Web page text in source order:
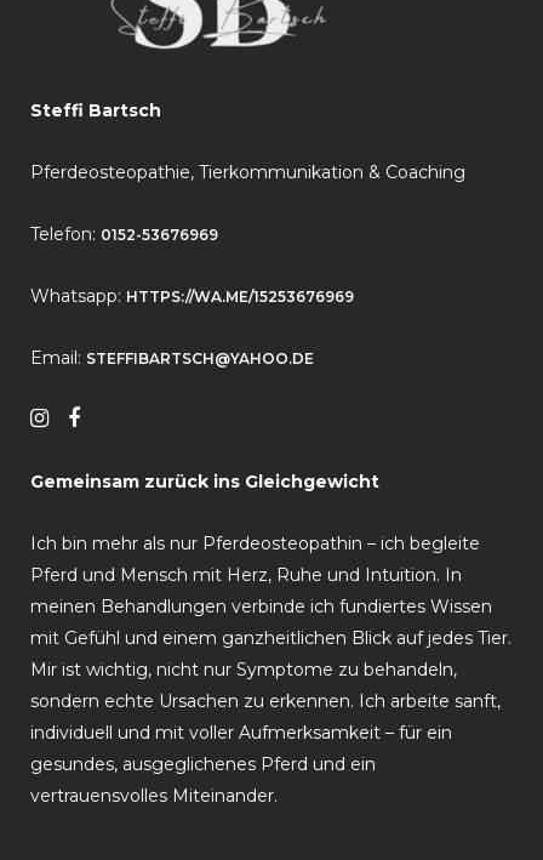
Steffi Bartsch
Pferdeosteopathie, Tierkommunikation & Coaching
Telefon: 0152-53676969
Whatsapp: HTTPS://WA.ME/15253676969
Email: STEFFIBARTSCH@YAHOO.DE
Gemeinsam zurück ins Gleichgewicht
Ich bin mehr als nur Pferdeosteopathin – ich begleite
Pferd und Mensch mit Herz, Ruhe und Intuition. In
meinen Behandlungen verbinde ich fundiertes Wissen
mit Gefühl und einem ganzheitlichen Blick auf jedes Tier.
Mir ist wichtig, nicht nur Symptome zu behandeln,
sondern echte Ursachen zu erkennen. Ich arbeite sanft,
individuell und mit voller Aufmerksamkeit – für ein
gesundes, ausgeglichenes Pferd und ein
vertrauensvolles Miteinander.